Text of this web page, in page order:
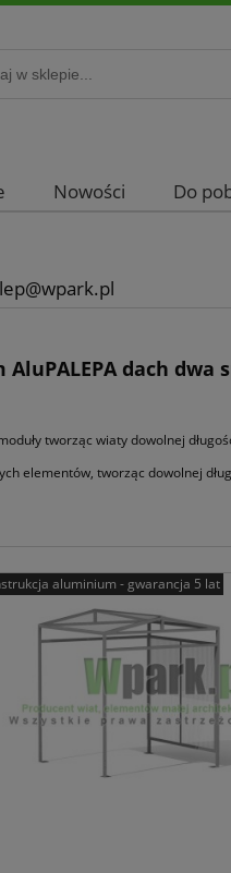
Nowości Do
dach dwa
tworząc wiaty dowolnej
elementów, tworząc dowolnej
aluminium - gwarancja 5 lat